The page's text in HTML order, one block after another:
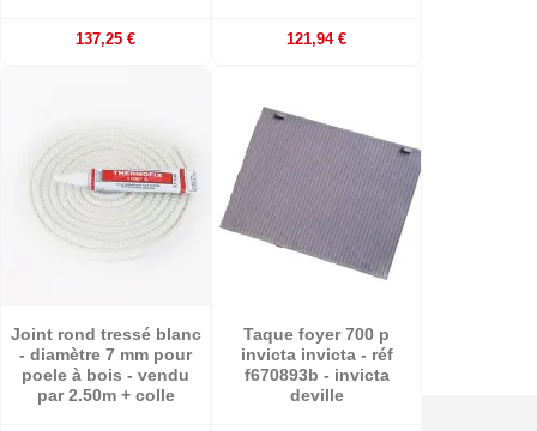
137,25 € 121,94 €
Joint rond tressé blanc
- diamètre 7 mm pour
poele à bois - vendu
par 2.50m + colle
Taque foyer 700 p
invicta invicta - réf
f670893b - invicta
deville